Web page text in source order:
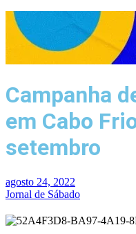
Campanha
em Cabo
setembro
agosto 24, 2022
Jornal de Sábado